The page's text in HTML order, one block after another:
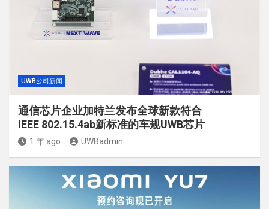
UWB公司新闻
通信芯片企业加特兰发布全球新款符合
IEEE 802.15.4ab新标准的车规UWB芯片
1 年 ago UWBadmin